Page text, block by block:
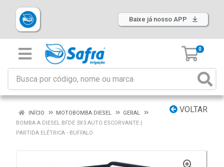
Baixe já nosso APP
0
VOLTAR
INÍCIO MOTOBOMBA DIESEL
GERAL
BOMBA A DIESEL BFDE 3X3 AUTO ESCORVANTE |
PARTIDA ELÉTRICA - BUFFALO